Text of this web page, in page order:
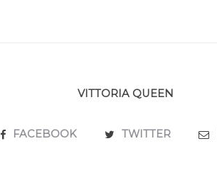
VITTORIA QUEEN
SHARE
FACEBOOK TWITTER